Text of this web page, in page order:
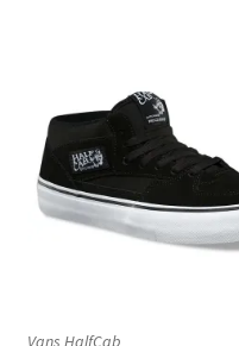
Vans HalfCab